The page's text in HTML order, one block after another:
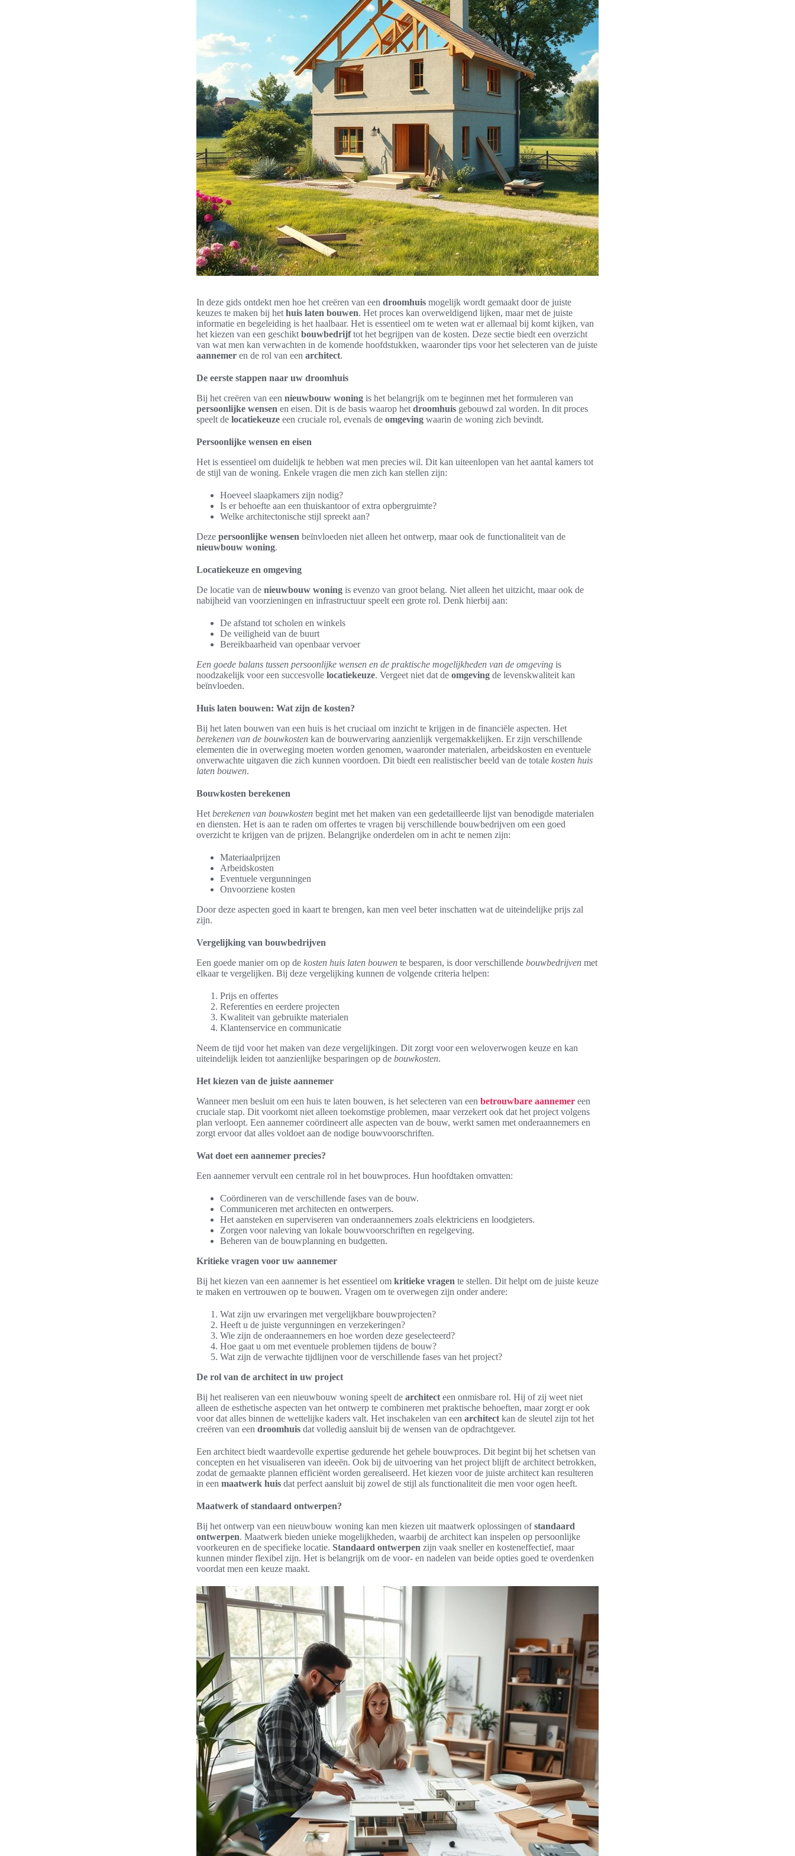
In deze gids ontdekt men hoe het creëren van een droomhuis mogelijk wordt gemaakt door de juiste
keuzes te maken bij het huis laten bouwen. Het proces kan overweldigend lijken, maar met de juiste
informatie en begeleiding is het haalbaar. Het is essentieel om te weten wat er allemaal bij komt kijken, van
het kiezen van een geschikt bouwbedrijftot het begrijpen van de kosten. Deze sectie biedt een overzicht
van wat men kan verwachten in de komende hoofdstukken, waaronder tips voor het selecteren van de juiste
aannemer en de rol van een architect.
De eerste stappen naar uw droomhuis
Bij het creëren van een nieuwbouw woning is het belangrijk om te beginnen met het formuleren van
persoonlijke wensen en eisen. Dit is de basis waarop het droomhuis gebouwd zal worden. In dit proces
speelt de locatiekeuze een cruciale rol, evenals de omgeving waarin de woning zich bevindt.
Persoonlijke wensen en eisen
Het is essentieel om duidelijk te hebben wat men precies wil. Dit kan uiteenlopen van het aantal kamers tot
de stijl van de woning. Enkele vragen die men zich kan stellen zijn:
Hoeveel slaapkamers zijn nodig?
Is er behoefte aan een thuiskantoor of extra opbergruimte?
Welke architectonische stijl spreekt aan?
Deze persoonlijke wensen beïnvloeden niet alleen het ontwerp, maar ook de functionaliteit van de
nieuwbouw woning.
Locatiekeuze en omgeving
De locatie van de nieuwbouw woning is evenzo van groot belang. Niet alleen het uitzicht, maar ook de
nabijheid van voorzieningen en infrastructuur speelt een grote rol. Denk hierbij aan:
De afstand tot scholen en winkels
De veiligheid van de buurt
Bereikbaarheid van openbaar vervoer
Een goede balans tussen persoonlijke wensen en de praktische mogelijkheden van de omgeving is
noodzakelijk voor een succesvolle locatiekeuze. Vergeet niet dat de omgeving de levenskwaliteit kan
beïnvloeden.
Huis laten bouwen: Wat zijn de kosten?
Bij het laten bouwen van een huis is het cruciaal om inzicht te krijgen in de financiële aspecten. Het
berekenen van de bouwkosten kan de bouwervaring aanzienlijk vergemakkelijken. Er zijn verschillende
elementen die in overweging moeten worden genomen, waaronder materialen, arbeidskosten en eventuele
onverwachte uitgaven die zich kunnen voordoen. Dit biedt een realistischer beeld van de totale kosten huis
laten bouwen.
Bouwkosten berekenen
Het berekenen van bouwkosten begint met het maken van een gedetailleerde lijst van benodigde materialen
en diensten. Het is aan te raden om offertes te vragen bij verschillende bouwbedrijven om een goed
overzicht te krijgen van de prijzen. Belangrijke onderdelen om in acht te nemen zijn:
Materiaalprijzen
Arbeidskosten
Eventuele vergunningen
Onvoorziene kosten
Door deze aspecten goed in kaart te brengen, kan men veel beter inschatten wat de uiteindelijke prijs zal
zijn.
Vergelijking van bouwbedrijven
Een goede manier om op de kosten huis laten bouwen te besparen, is door verschillende bouwbedrijven met
elkaar te vergelijken. Bij deze vergelijking kunnen de volgende criteria helpen:
Prijs en offertes
Referenties en eerdere projecten
Kwaliteit van gebruikte materialen
Klantenservice en communicatie
Neem de tijd voor het maken van deze vergelijkingen. Dit zorgt voor een weloverwogen keuze en kan
uiteindelijk leiden tot aanzienlijke besparingen op de bouwkosten.
Het kiezen van de juiste aannemer
Wanneer men besluit om een huis te laten bouwen, is het selecteren van een betrouwbare aannemer een
cruciale stap. Dit voorkomt niet alleen toekomstige problemen, maar verzekert ook dat het project volgens
plan verloopt. Een aannemer coördineert alle aspecten van de bouw, werkt samen met onderaannemers en
zorgt ervoor dat alles voldoet aan de nodige bouwvoorschriften.
Wat doet een aannemer precies?
Een aannemer vervult een centrale rol in het bouwproces. Hun hoofdtaken omvatten:
Coördineren van de verschillende fases van de bouw.
Communiceren met architecten en ontwerpers.
Het aansteken en superviseren van onderaannemers zoals elektriciens en loodgieters.
Zorgen voor naleving van lokale bouwvoorschriften en regelgeving.
Beheren van de bouwplanning en budgetten.
Kritieke vragen voor uw aannemer
Bij het kiezen van een aannemer is het essentieel om kritieke vragen te stellen. Dit helpt om de juiste keuze
te maken en vertrouwen op te bouwen. Vragen om te overwegen zijn onder andere:
Wat zijn uw ervaringen met vergelijkbare bouwprojecten?
Heeft u de juiste vergunningen en verzekeringen?
Wie zijn de onderaannemers en hoe worden deze geselecteerd?
Hoe gaat u om met eventuele problemen tijdens de bouw?
Wat zijn de verwachte tijdlijnen voor de verschillende fases van het project?
De rol van de architect in uw project
Bij het realiseren van een nieuwbouw woning speelt de architect een onmisbare rol. Hij of zij weet niet
alleen de esthetische aspecten van het ontwerp te combineren met praktische behoeften, maar zorgt er ook
voor dat alles binnen de wettelijke kaders valt. Het inschakelen van een architect kan de sleutel zijn tot het
creëren van een droomhuis dat volledig aansluit bij de wensen van de opdrachtgever.
Een architect biedt waardevolle expertise gedurende het gehele bouwproces. Dit begint bij het schetsen van
concepten en het visualiseren van ideeën. Ook bij de uitvoering van het project blijft de architect betrokken,
zodat de gemaakte plannen efficiënt worden gerealiseerd. Het kiezen voor de juiste architect kan resulteren
in een maatwerk huis dat perfect aansluit bij zowel de stijl als functionaliteit die men voor ogen heeft.
Maatwerk of standaard ontwerpen?
Bij het ontwerp van een nieuwbouw woning kan men kiezen uit maatwerk oplossingen ofstandaard
ontwerpen. Maatwerk bieden unieke mogelijkheden, waarbij de architect kan inspelen op persoonlijke
voorkeuren en de specifieke locatie. Standaard ontwerpen zijn vaak sneller en kosteneffectief, maar
kunnen minder flexibel zijn. Het is belangrijk om de voor- en nadelen van beide opties goed te overdenken
voordat men een keuze maakt.